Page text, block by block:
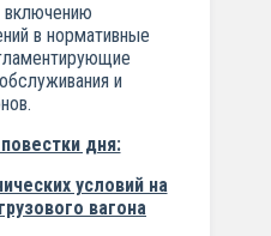
включению
в нормативные
и
дня:
условий на
вагона